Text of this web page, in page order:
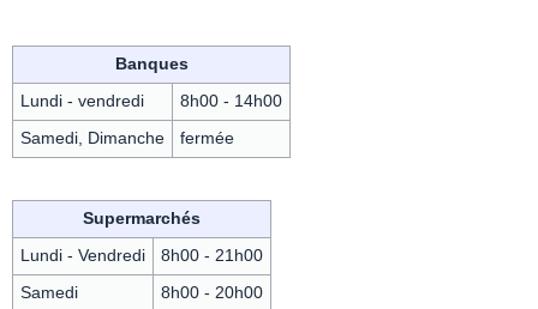
Banques
Lundi - vendredi 8h00 - 14h00
Samedi, Dimanche fermée
Supermarchés
Lundi - Vendredi 8h00 - 21h00
Samedi 8h00 - 20h00